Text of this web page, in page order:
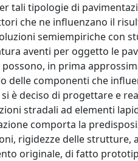
tali tipologie di
che ne influenzano il
semiempiriche con
aventi per oggetto le
in prima
delle componenti che
è deciso di progettare e
stradali ad elementi
comporta la
rigidezze delle strutture,
originale, di fatto